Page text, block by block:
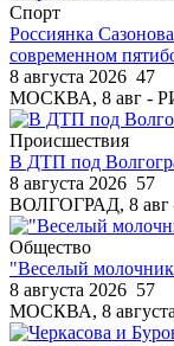
Спорт
Россиянка
современном
8 августа 2026 47
МОСКВА, 8 авг -
Происшествия
В ДТП под
8 августа 2026 57
ВОЛГОГРАД, 8 авг
Общество
"Веселый
8 августа 2026 57
МОСКВА, 8